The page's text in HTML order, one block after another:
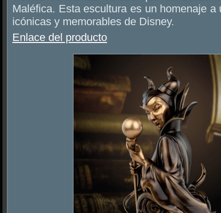
Maléfica. Esta escultura es un homenaje
icónicas y memorables de Disney.
Enlace del producto